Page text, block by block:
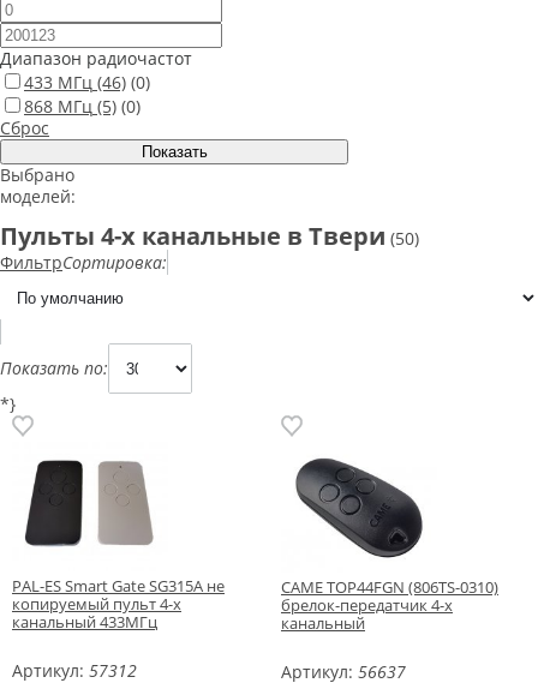
Диапазон радиочастот
433 МГц (46) (0)
868 МГц (5) (0)
Сброс
Выбрано
моделей:
Пульты 4-х канальные в Твери (50)
ФильтрСортировка:
Показать по:
*}
PAL-ES Smart Gate SG315A не
копируемый пульт 4-х
канальный 433МГц
Артикул: 57312
CAME TOP44FGN (806TS-0310)
брелок-передатчик 4-х
канальный
Артикул: 56637